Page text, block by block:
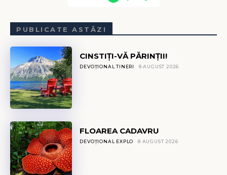
PUBLICATE ASTĂZI
CINSTIȚI-VĂ PĂRINȚII!
DEVOȚIONAL TINERI 8 AUGUST 2026
FLOAREA CADAVRU
DEVOȚIONAL EXPLO 8 AUGUST 2026